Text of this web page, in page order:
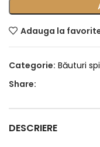
Adauga la
Categorie: Băuturi
Share:
DESCRIERE